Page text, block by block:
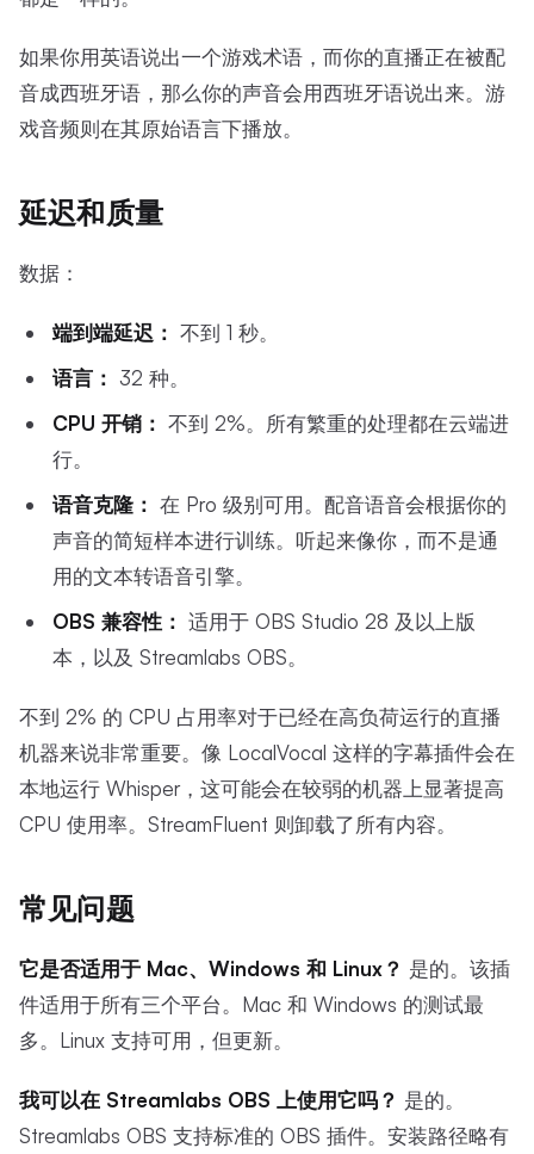
如果你用英语说出一个游戏术语，而你的直播正在被配
音成西班牙语，那么你的声音会用西班牙语说出来。游
戏音频则在其原始语言下播放。
延迟和质量
数据：
端到端延迟： 不到 1 秒。
语言： 32 种。
CPU 开销： 不到 2%。所有繁重的处理都在云端进
行。
语音克隆： 在 Pro 级别可用。配音语音会根据你的
声音的简短样本进行训练。听起来像你，而不是通
用的文本转语音引擎。
OBS 兼容性： 适用于 OBS Studio 28 及以上版
本，以及 Streamlabs OBS。
不到 2% 的 CPU 占用率对于已经在高负荷运行的直播
机器来说非常重要。像 LocalVocal 这样的字幕插件会在
本地运行 Whisper，这可能会在较弱的机器上显著提高
CPU 使用率。StreamFluent 则卸载了所有内容。
常见问题
它是否适用于 Mac、Windows 和 Linux？ 是的。该插
件适用于所有三个平台。Mac 和 Windows 的测试最
多。Linux 支持可用，但更新。
我可以在 Streamlabs OBS 上使用它吗？ 是的。
Streamlabs OBS 支持标准的 OBS 插件。安装路径略有